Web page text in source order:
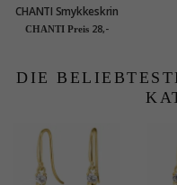
CHANTI Smykkeskrin
Schmuckschatulle in
CHANTI Preis 28,-
DIE